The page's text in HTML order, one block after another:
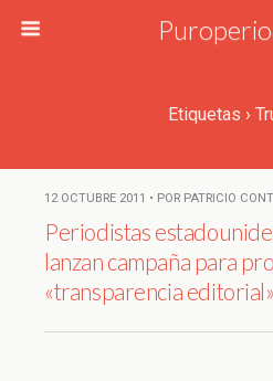
Etiquetas ›
12 OCTUBRE 2011 • POR PATRICIO
Periodistas
lanzan campaña para
«transparencia editorial»